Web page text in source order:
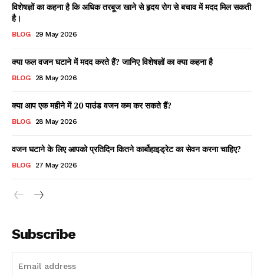
विशेषज्ञों का कहना है कि अधिक तरबूज खाने से हृदय रोग से बचाव में मदद मिल सकती
है।
BLOG 29 May 2026
क्या फल वजन घटाने में मदद करते हैं? जानिए विशेषज्ञों का क्या कहना है
BLOG 28 May 2026
क्या आप एक महीने में 20 पाउंड वजन कम कर सकते हैं?
BLOG 28 May 2026
वजन घटाने के लिए आपको प्रतिदिन कितने कार्बोहाइड्रेट का सेवन करना चाहिए?
BLOG 27 May 2026
Subscribe